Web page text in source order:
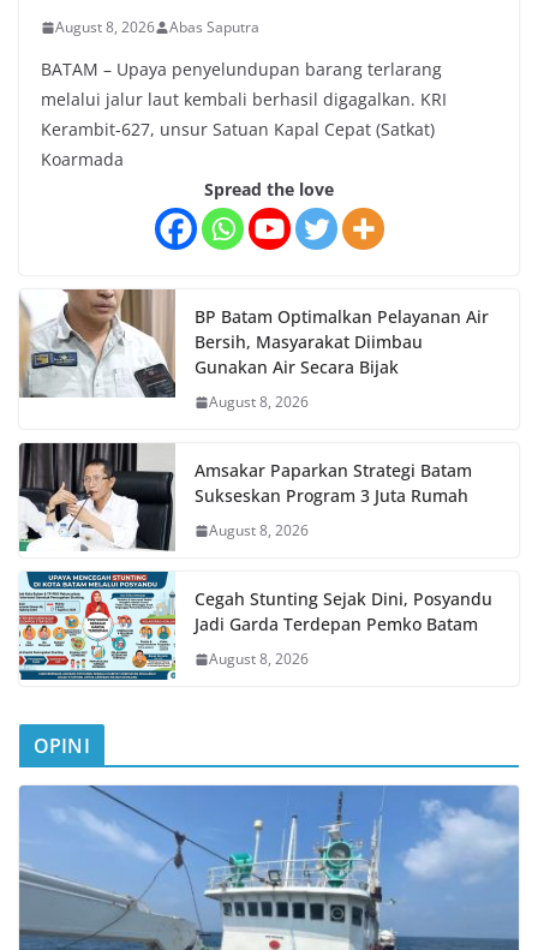
August 8, 2026 Abas Saputra
BATAM – Upaya penyelundupan barang terlarang
melalui jalur laut kembali berhasil digagalkan. KRI
Kerambit-627, unsur Satuan Kapal Cepat (Satkat)
Koarmada
Spread the love
BP Batam Optimalkan Pelayanan Air
Bersih, Masyarakat Diimbau
Gunakan Air Secara Bijak
August 8, 2026
Amsakar Paparkan Strategi Batam
Sukseskan Program 3 Juta Rumah
August 8, 2026
Cegah Stunting Sejak Dini, Posyandu
Jadi Garda Terdepan Pemko Batam
August 8, 2026
OPINI